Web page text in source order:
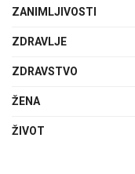
ZANIMLJIVOSTI
ZDRAVLJE
ZDRAVSTVO
ŽENA
ŽIVOT